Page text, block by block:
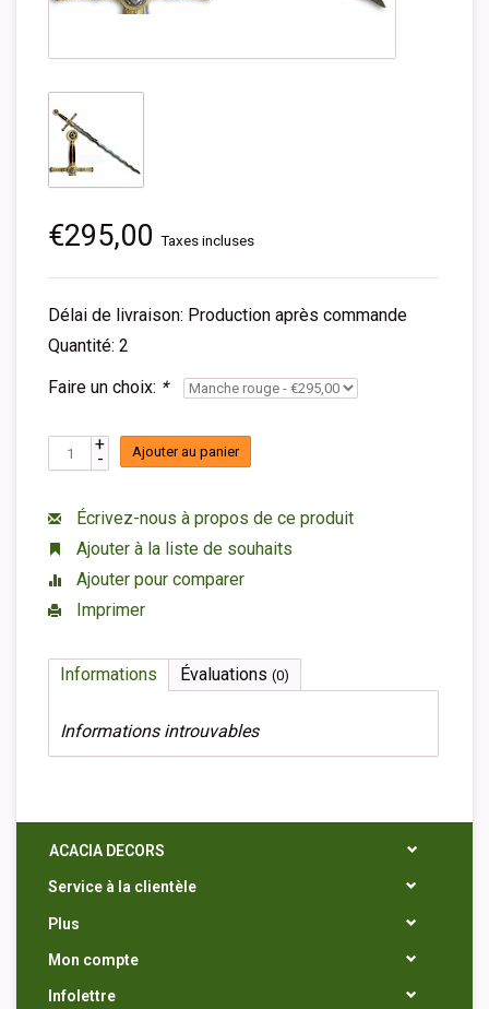
€295,00 Taxes incluses
Délai de livraison: Production après commande
Quantité: 2
Faire un choix: *
+
- Ajouter au panier
Écrivez-nous à propos de ce produit
Ajouter à la liste de souhaits
Ajouter pour comparer
Imprimer
Informations Évaluations (0)
Informations introuvables
ACACIA DECORS
Service à la clientèle
Plus
Mon compte
Infolettre